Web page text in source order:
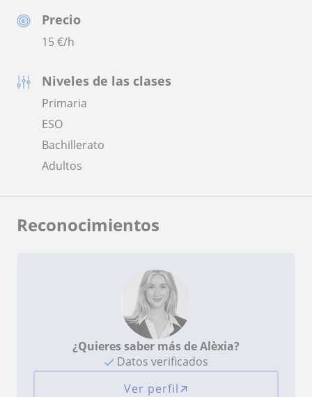
Precio
15€/h
Niveles de las clases
Primaria
ESO
Bachillerato
Adultos
Reconocimientos
¿Quieres saber más de Alèxia?
Datos verificados
Ver perfil